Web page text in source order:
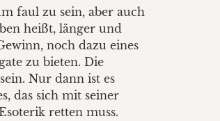
faul zu sein, aber auch
heißt, länger und
noch dazu eines
zu bieten. Die
Nur dann ist es
das sich mit seiner
retten muss.